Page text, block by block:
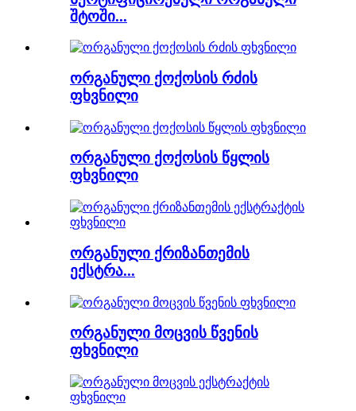
შტოში...
ორგანული ქოქოსის რძის
ფხვნილი
ორგანული ქოქოსის წყლის
ფხვნილი
ორგანული ქრიზანთემის
ექსტრა...
ორგანული მოცვის წვენის
ფხვნილი